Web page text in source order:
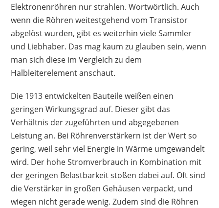
Elektronenröhren nur strahlen. Wortwörtlich. Auch
wenn die Röhren weitestgehend vom Transistor
abgelöst wurden, gibt es weiterhin viele Sammler
und Liebhaber. Das mag kaum zu glauben sein, wenn
man sich diese im Vergleich zu dem
Halbleiterelement anschaut.
Die 1913 entwickelten Bauteile weißen einen
geringen Wirkungsgrad auf. Dieser gibt das
Verhältnis der zugeführten und abgegebenen
Leistung an. Bei Röhrenverstärkern ist der Wert so
gering, weil sehr viel Energie in Wärme umgewandelt
wird. Der hohe Stromverbrauch in Kombination mit
der geringen Belastbarkeit stoßen dabei auf. Oft sind
die Verstärker in großen Gehäusen verpackt, und
wiegen nicht gerade wenig. Zudem sind die Röhren